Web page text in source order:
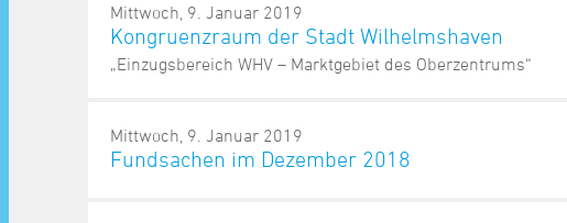
Mittwoch, 9. Januar 2019
Kongruenzraum der Stadt Wilhelmshaven
„Einzugsbereich WHV – Marktgebiet des Oberzentrums“
Mittwoch, 9. Januar 2019
Fundsachen im Dezember 2018